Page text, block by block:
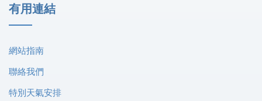
有用連結
網站指南
聯絡我們
特別天氣安排